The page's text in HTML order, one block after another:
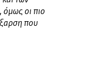
όμως οι πιο
που